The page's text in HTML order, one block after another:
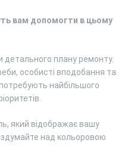
вам допомогти в цьому
детального плану ремонту.
особисті вподобання та
найбільшого
який відображає вашу
над кольоровою